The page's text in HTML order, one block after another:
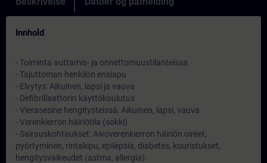
Innhold
- Toiminta auttamis- ja onnettomuustilanteissa
- Tajuttoman henkilön ensiapu
- Elvytys: Aikuinen, lapsi ja vauva
- Defibrillaattorin käyttökoulutus
- Vierasesine hengitysteissä: Aikuinen, lapsi, vauva
- Verenkierron häiriötila (sokki)
- Sairauskohtaukset: Aivoverenkierron häiriön oireet,
pyörtyminen, rintakipu, epilepsia, diabetes, kouristukset,
hengitysvaikeudet (astma, allergia).